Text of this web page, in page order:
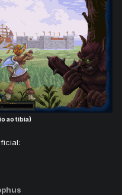
ao tibia)